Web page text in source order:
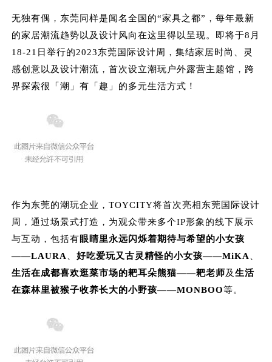
无独有偶，东莞同样是闻名全国的“家具之都”，每年最新
的家居潮流趋势以及设计风向在这里得以呈现。即将于8月
18-21日举行的2023东莞国际设计周，集结家居时尚、灵
感创意以及设计潮流，首次设立潮玩户外露营主题馆，跨
界探索很「潮」有「趣」的多元生活方式！
作为东莞的潮玩企业，TOYCITY将首次亮相东莞国际设计
周，通过场景式打造，为观众带来多个IP形象的线下展示
与互动，包括有眼睛里永远闪烁着期待与希望的小女孩
——LAURA
好吃爱玩又古灵精怪的小女孩——MiKA
生活在成都喜欢逛菜市场的耙耳朵熊猫——耙老师及 生活
在森林里被猴子收养长大的小野孩——MONBOO等。